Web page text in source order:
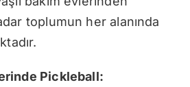
toplumun her alanında
Pickleball: